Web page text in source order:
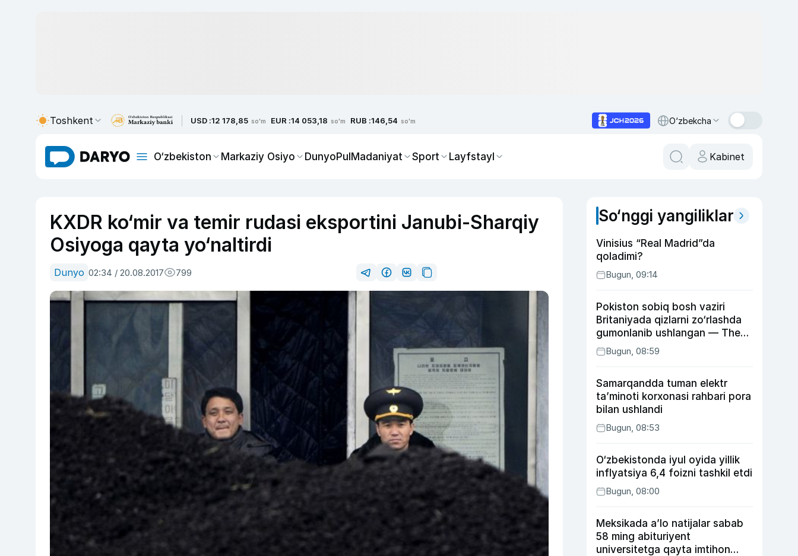
Toshkent USD :12 178,85 so'm EUR :14 053,18 so'm RUB :146,54 so'm O‘zbekcha
O‘zbekiston Markaziy Osiyo DunyoPulMadaniyat Sport Layfstayl Kabinet
KXDR ko‘mir va temir rudasi eksportini Janubi-Sharqiy
Osiyoga qayta yo‘naltirdi
Dunyo 02:34 / 20.08.2017 799
So‘nggi yangiliklar
Vinisius “Real Madrid”da
qoladimi?
Bugun, 09:14
Pokiston sobiq bosh vaziri
Britaniyada qizlarni zo‘rlashda
gumonlanib ushlangan — The
Guardian
Bugun, 08:59
Samarqandda tuman elektr
ta’minoti korxonasi rahbari pora
bilan ushlandi
Bugun, 08:53
O‘zbekistonda iyul oyida yillik
inflyatsiya 6,4 foizni tashkil etdi
Bugun, 08:00
Meksikada a’lo natijalar sabab
58 ming abituriyent
universitetga qayta imtihon